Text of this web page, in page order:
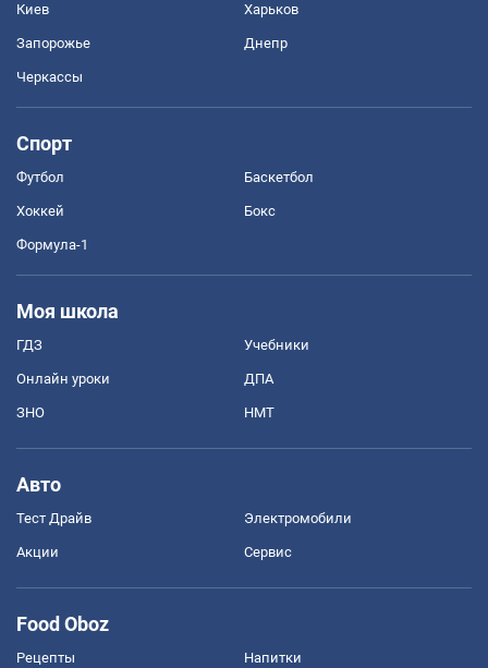
Киев Харьков
Запорожье Днепр
Черкассы
Спорт
Футбол Баскетбол
Хоккей Бокс
Формула-1
Моя школа
ГДЗ Учебники
Онлайн уроки ДПА
ЗНО НМТ
Авто
Тест Драйв Электромобили
Акции Сервис
Food Oboz
Рецепты Напитки